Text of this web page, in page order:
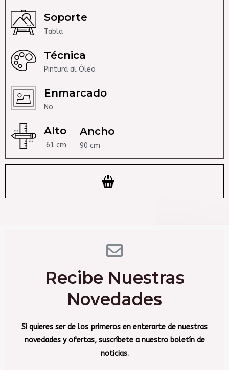
Soporte
Tabla
Técnica
Pintura al Óleo
Enmarcado
No
Alto
61 cm
Ancho
90 cm
Recibe Nuestras
Novedades
Si quieres ser de los primeros en enterarte de nuestras
novedades y ofertas, suscríbete a nuestro boletín de
noticias.